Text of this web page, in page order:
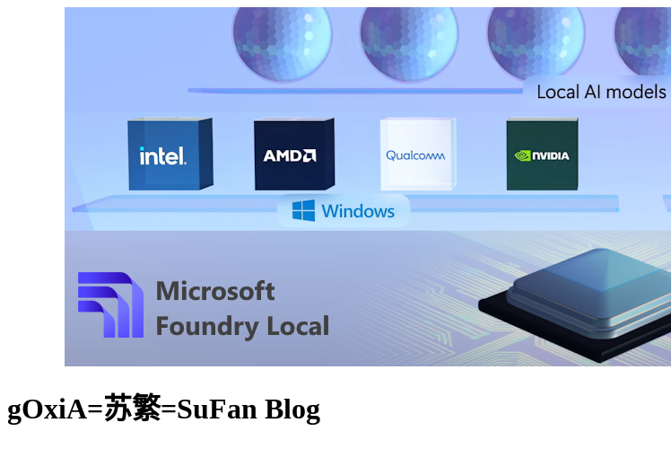
gOxiA=苏繁=SuFan Blog